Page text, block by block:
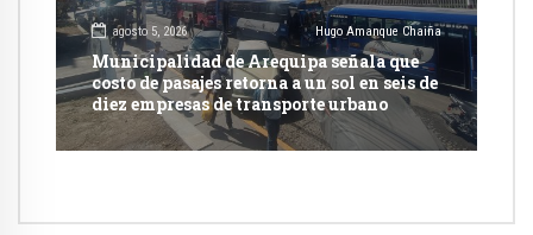
agosto 5, 2026 Hugo Amanque Chaiña
Municipalidad de Arequipa señala que
costo de pasajes retorna a un sol en seis de
diez empresas de transporte urbano